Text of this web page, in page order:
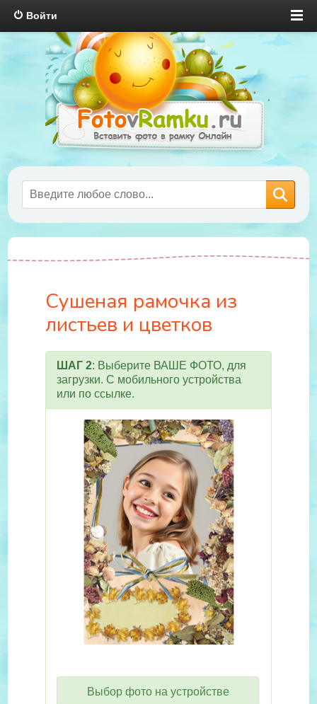
Войти
Сушеная рамочка из
листьев и цветков
ШАГ 2: Выберите ВАШЕ ФОТО, для
загрузки. С мобильного устройства
или по ссылке.
Выбор фото на устройстве